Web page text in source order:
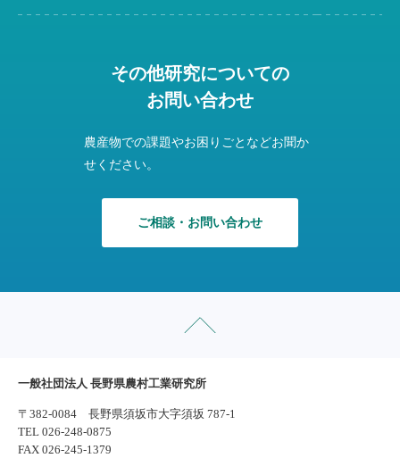
その他研究についての
お問い合わせ
農産物での課題やお困りごとなどお聞か
せください。
ご相談・お問い合わせ
一般社団法人 長野県農村工業研究所
〒382-0084 長野県須坂市大字須坂 787-1
TEL 026-248-0875
FAX 026-245-1379